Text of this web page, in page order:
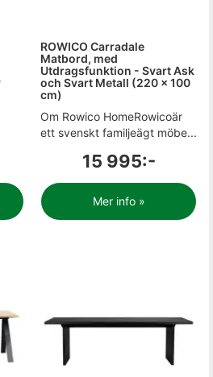
ROWICO Carradale
Matbord, med
Utdragsfunktion - Svart Ask
och Svart Metall (220 x 100
cm)
Om Rowico HomeRowicoär
ett svenskt familjeägt möbe...
15 995:-
Mer info »